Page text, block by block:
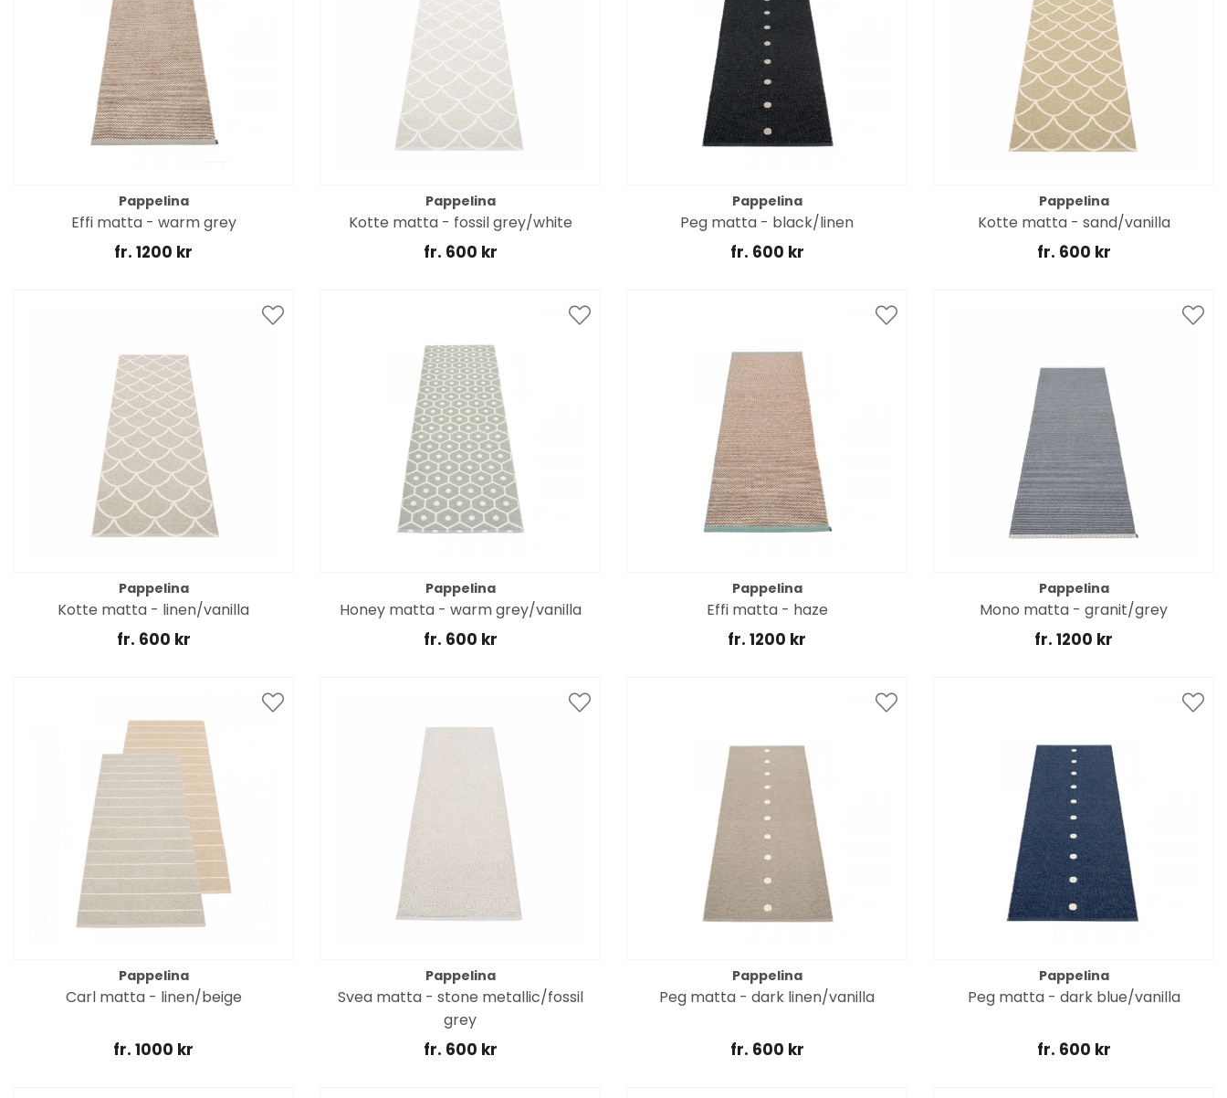
Pappelina
Effi matta - warm grey
fr. 1200 kr
Pappelina
Kotte matta - fossil grey/white
fr. 600 kr
Pappelina
Peg matta - black/linen
fr. 600 kr
Pappelina
Kotte matta - sand/vanilla
fr. 600 kr
Pappelina
Kotte matta - linen/vanilla
fr. 600 kr
Pappelina
Honey matta - warm grey/vanilla
fr. 600 kr
Pappelina
Effi matta - haze
fr. 1200 kr
Pappelina
Mono matta - granit/grey
fr. 1200 kr
Pappelina
Carl matta - linen/beige
fr. 1000 kr
Pappelina
Svea matta - stone metallic/fossil
grey
fr. 600 kr
Pappelina
Peg matta - dark linen/vanilla
fr. 600 kr
Pappelina
Peg matta - dark blue/vanilla
fr. 600 kr